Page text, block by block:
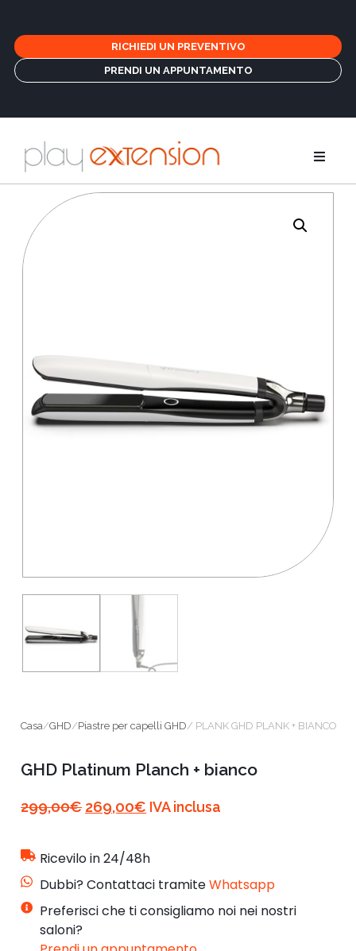
RICHIEDI UN PREVENTIVO
PRENDI UN APPUNTAMENTO
Estensioni
Salotti
Casa/GHD/Piastre per capelli GHD/ PLANK GHD PLANK + BIANCO
GHD Platinum Planch + bianco
299,00€ 269,00€ IVA inclusa
Ricevilo in 24/48h
Dubbi? Contattaci tramiteWhatsapp
Preferisci che ti consigliamo noi nei nostri
saloni?